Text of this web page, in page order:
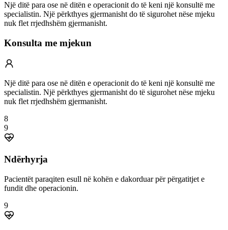
Një ditë para ose në ditën e operacionit do të keni një konsultë me
specialistin. Një përkthyes gjermanisht do të sigurohet nëse mjeku
nuk flet rrjedhshëm gjermanisht.
Konsulta me mjekun
Një ditë para ose në ditën e operacionit do të keni një konsultë me
specialistin. Një përkthyes gjermanisht do të sigurohet nëse mjeku
nuk flet rrjedhshëm gjermanisht.
8
9
Ndërhyrja
Pacientët paraqiten esull në kohën e dakorduar për përgatitjet e
fundit dhe operacionin.
9